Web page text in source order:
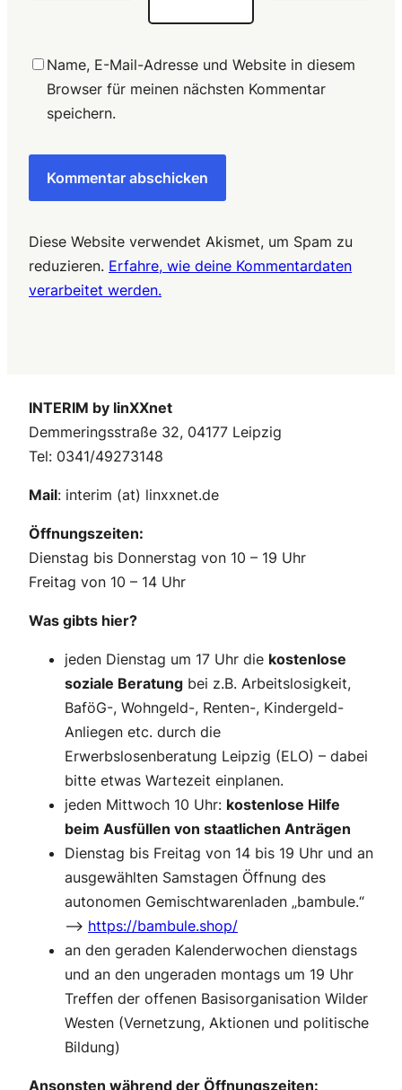
Name, E-Mail-Adresse und Website in diesem
Browser für meinen nächsten Kommentar
speichern.
Diese Website verwendet Akismet, um Spam zu
reduzieren. Erfahre, wie deine Kommentardaten
verarbeitet werden.
INTERIM by linXXnet
Demmeringsstraße 32, 04177 Leipzig
Tel: 0341/49273148
Mail: interim (at) linxxnet.de
Öffnungszeiten:
Dienstag bis Donnerstag von 10 – 19 Uhr
Freitag von 10 – 14 Uhr
Was gibts hier?
jeden Dienstag um 17 Uhr die kostenlose
soziale Beratung bei z.B. Arbeitslosigkeit,
BaföG-, Wohngeld-, Renten-, Kindergeld-
Anliegen etc. durch die
Erwerbslosenberatung Leipzig (ELO) – dabei
bitte etwas Wartezeit einplanen.
jeden Mittwoch 10 Uhr: kostenlose Hilfe
beim Ausfüllen von staatlichen Anträgen
Dienstag bis Freitag von 14 bis 19 Uhr und an
ausgewählten Samstagen Öffnung des
autonomen Gemischtwarenladen „bambule.“
–> https://bambule.shop/
an den geraden Kalenderwochen dienstags
und an den ungeraden montags um 19 Uhr
Treffen der offenen Basisorganisation Wilder
Westen (Vernetzung, Aktionen und politische
Bildung)
Ansonsten während der Öffnungszeiten: